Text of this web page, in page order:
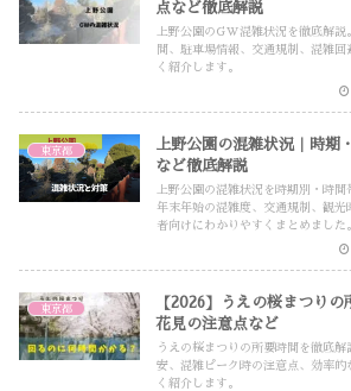
点など徹底解説
上野公園のGW混雑状況を徹底解
間、駐車場情報、交通規制、混雑
く紹介します。
東京都
上野公園の混雑状況｜時期
など徹底解説
上野公園の混雑状況を時期別・時
年末年始の混雑度、交通規制、観
者向けにわかりやすくまとめました。
東京都
【2026】うえの桜まつりの
花見の注意点など
うえの桜まつりの所要時間を徹底解
安、混雑ピーク時の注意点、効率的
く紹介します。